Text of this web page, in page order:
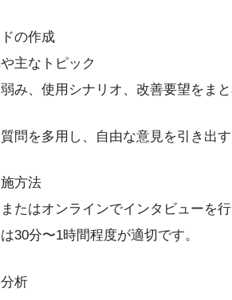
の作成
主なトピック
み、使用シナリオ、改善要望をま
問を多用し、自由な意見を引き出す
方法
たはオンラインでインタビューを行
30分〜1時間程度が適切です。
析